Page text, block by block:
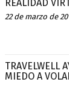
REALIDAD
22 de marzo de
TRAVELWELL
MIEDO A